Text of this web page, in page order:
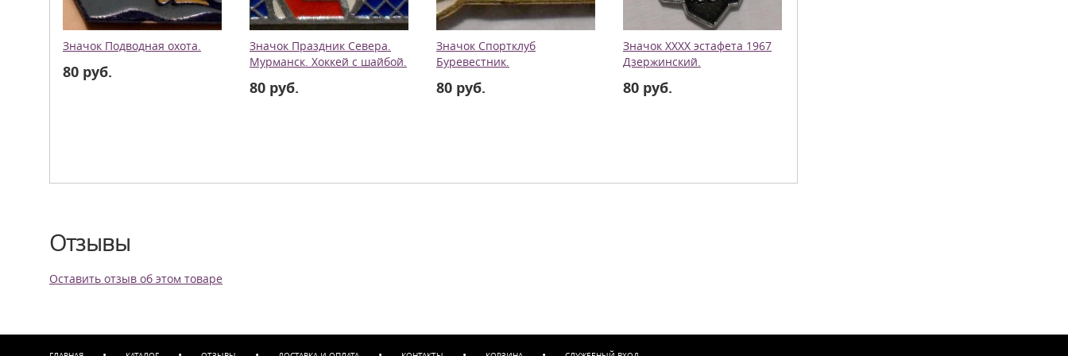
Значок Подводная охота.
80 руб.
Значок Праздник Севера.
Мурманск. Хоккей с шайбой.
80 руб.
Значок Спортклуб
Буревестник.
80 руб.
Значок ХХХХ эстафета 1967
Дзержинский.
80 руб.
Отзывы
Оставить отзыв об этом товаре